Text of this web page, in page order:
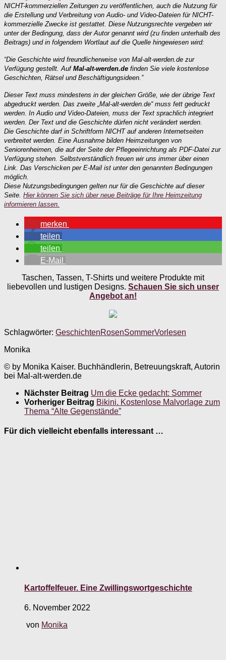
NICHT-kommerziellen Zeitungen zu veröffentlichen, auch die Nutzung für
die Erstellung und Verbreitung von Audio- und Video-Dateien für NICHT-
kommerzielle Zwecke ist gestattet. Diese Nutzungsrechte vergeben wir
unter der Bedingung, dass der Autor genannt wird (zu finden unterhalb des
Beitrags) und in folgendem Wortlaut auf die Quelle hingewiesen wird:
“Die Geschichte wird freundlicherweise von Mal-alt-werden.de zur
Verfügung gestellt. Auf Mal-alt-werden.de finden Sie viele kostenlose
Geschichten, Rätsel und Beschäftigungsideen.”
Dieser Text muss mindestens in der gleichen Größe, wie der übrige Text
abgedruckt werden. Das zweite „Mal-alt-werden.de“ muss fett gedruckt
werden. In Audio und Video-Dateien, muss der Text sprachlich integriert
werden. Der Text und die Geschichte dürfen nicht verändert werden.
Die Geschichte darf in Schriftform NICHT auf anderen Internetseiten
verbreitet werden. Eine Ausnahme bilden Heimzeitungen von
Seniorenheimen, die auf der Seite der Pflegeeinrichtung als PDF-Datei zur
Verfügung stehen. Selbstverständlich freuen wir uns immer über einen
Link. Das Verschicken per E-Mail ist unter den genannten Bedingungen
möglich.
Diese Nutzungsbedingungen gelten nur für die Geschichte auf dieser
Seite. Hier können Sie sich über neue Beiträge für Ihre Heimzeitung
informieren lassen.
merken
teilen
teilen
E-Mail
Taschen, Tassen, T-Shirts und weitere Produkte mit
liebevollen und lustigen Designs. Schauen Sie sich unser
Angebot an!
Schlagwörter: GeschichtenRosenSommerVorlesen
Monika
© by Monika Kaiser. Buchhändlerin, Betreuungskraft, Autorin
bei Mal-alt-werden.de
Nächster Beitrag Um die Ecke gedacht: Sommer
Vorheriger Beitrag Bikini. Kostenlose Malvorlage zum
Thema “Alte Gegenstände”
Für dich vielleicht ebenfalls interessant …
Kartoffelfeuer. Eine Zwillingswortgeschichte
6. November 2022
von Monika